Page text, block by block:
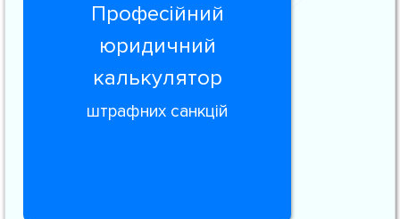
Професійний
юридичний
калькулятор
штрафних санкцій